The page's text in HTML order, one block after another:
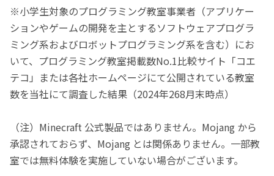
※小学生対象のプログラミング教室事業者（アプリケー
ションやゲームの開発を主とするソフトウェアプログラ
ミング系およびロボットプログラミング系を含む）にお
いて、プログラミング教室掲載数No.1比較サイト「コエ
テコ」または各社ホームページにて公開されている教室
数を当社にて調査した結果（2024年268月末時点）
（注）Minecraft 公式製品ではありません。Mojang から
承認されておらず、Mojang とは関係ありません。一部教
室では無料体験を実施していない場合がございます。